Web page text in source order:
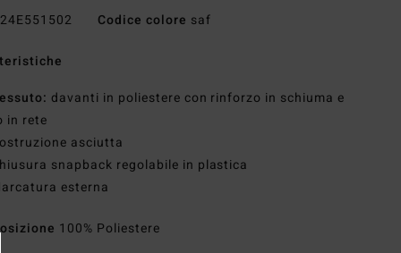
24E551502 Codice colore saf
davanti in poliestere con rinforzo in schiuma e
in rete
asciutta
snapback regolabile in plastica
esterna
100% Poliestere